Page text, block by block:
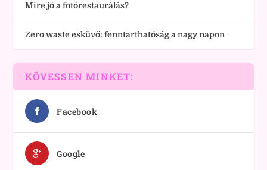
Mire jó a fotórestaurálás?
Zero waste esküvő: fenntarthatóság a nagy napon
KÖVESSEN MINKET:
Facebook
Google